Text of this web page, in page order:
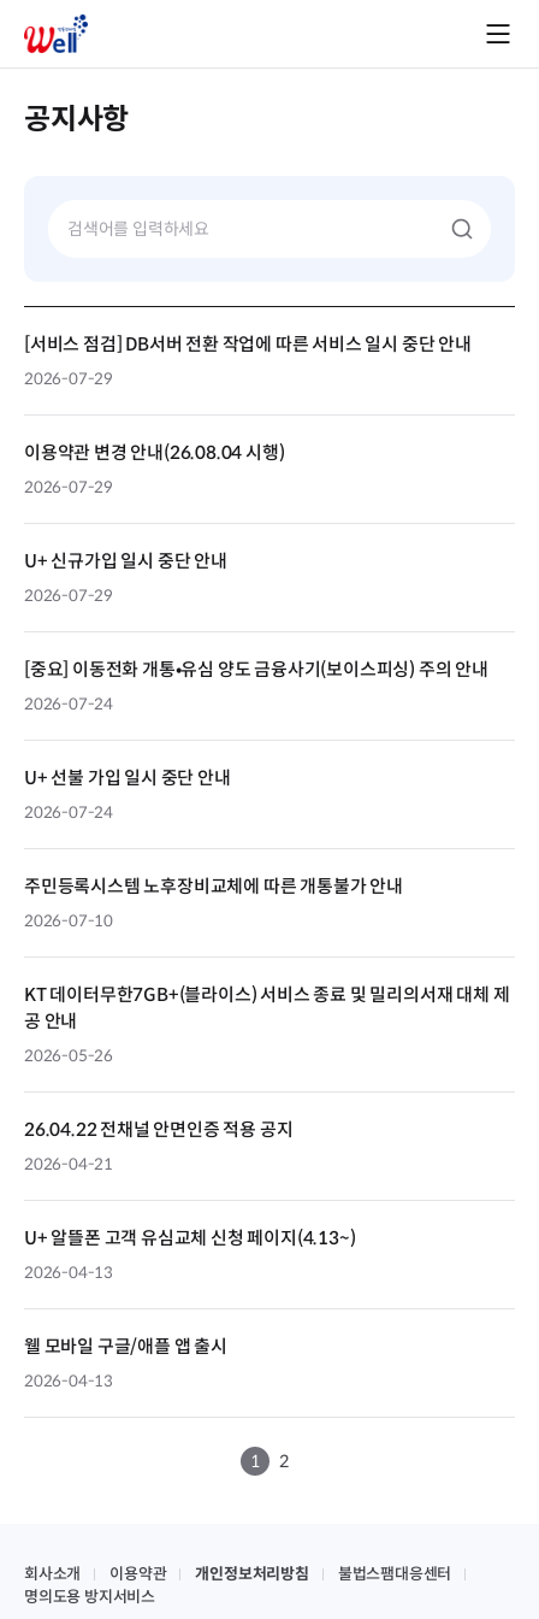
공지사항
[서비스 점검] DB서버 전환 작업에 따른 서비스 일시 중단 안내
2026-07-29
이용약관 변경 안내(26.08.04 시행)
2026-07-29
U+ 신규가입 일시 중단 안내
2026-07-29
[중요] 이동전화 개통•유심 양도 금융사기(보이스피싱) 주의 안내
2026-07-24
U+ 선불 가입 일시 중단 안내
2026-07-24
주민등록시스템 노후장비교체에 따른 개통불가 안내
2026-07-10
KT 데이터무한7GB+(블라이스) 서비스 종료 및 밀리의서재 대체 제
공 안내
2026-05-26
26.04.22 전채널 안면인증 적용 공지
2026-04-21
U+ 알뜰폰 고객 유심교체 신청 페이지(4.13~)
2026-04-13
웰 모바일 구글/애플 앱 출시
2026-04-13
1 2
회사소개 이용약관 개인정보처리방침
불법스팸대응센터
명의도용 방지서비스